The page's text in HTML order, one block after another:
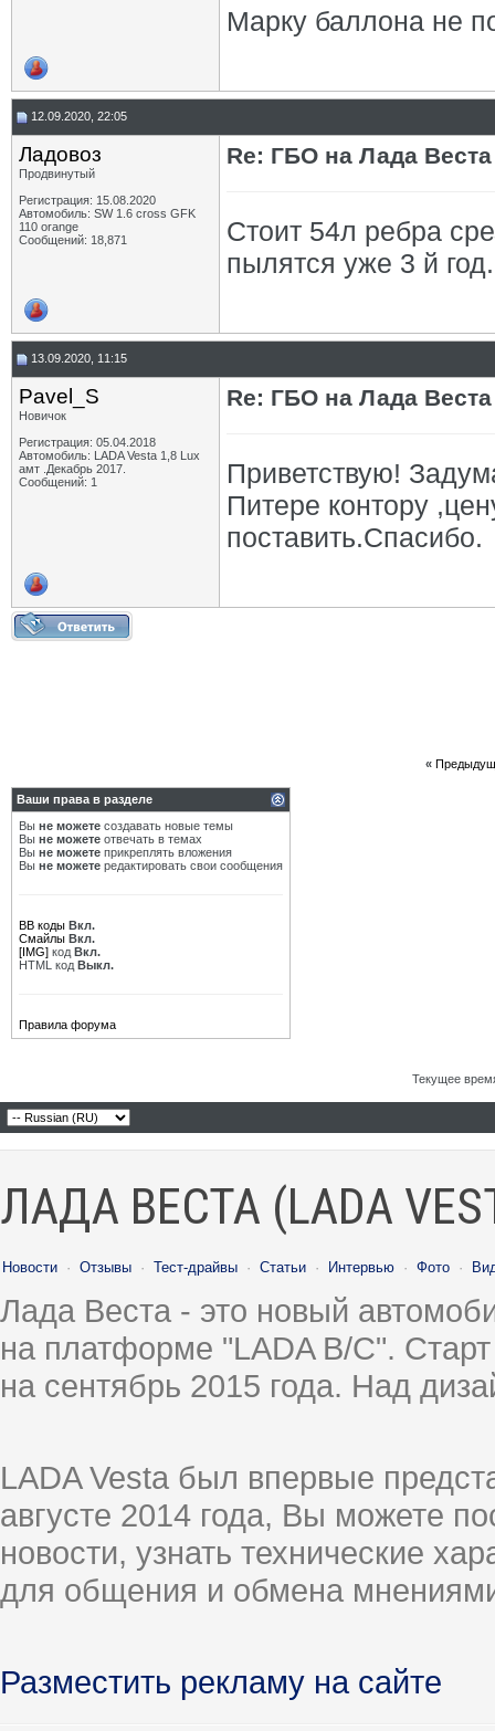
Марку баллона не
12.09.2020, 22:05
Ладовоз
Продвинутый
Регистрация: 15.08.2020
Автомобиль: SW 1.6 cross GFK
110 orange
Сообщений: 18,871
Re: ГБО на Лада Веста
Стоит 54л ребра
пылятся уже 3 й год.
13.09.2020, 11:15
Pavel_S
Новичок
Регистрация: 05.04.2018
Автомобиль: LADA Vesta 1,8 Lux
амт .Декабрь 2017.
Сообщений: 1
Re: ГБО на Лада Веста
Приветствую!
Питере контору
поставить.Спасибо.
«
Ваши права в разделе
Вы не можете создавать новые темы
Вы не можете отвечать в темах
Вы не можете прикреплять вложения
Вы не можете редактировать свои сообщения
BB коды Вкл.
Смайлы Вкл.
[IMG] код Вкл.
HTML код Выкл.
Правила форума
Текущее
ЛАДА ВЕСТА (LADA
Новости · Отзывы · Тест-драйвы · Статьи · Интервью · Фото ·
Лада Веста - это новый
на платформе "LADA B/C".
на сентябрь 2015 года. Над
LADA Vesta был впервые
августе 2014 года, Вы можете
новости, узнать технические
для общения и обмена
Разместить рекламу на сайте